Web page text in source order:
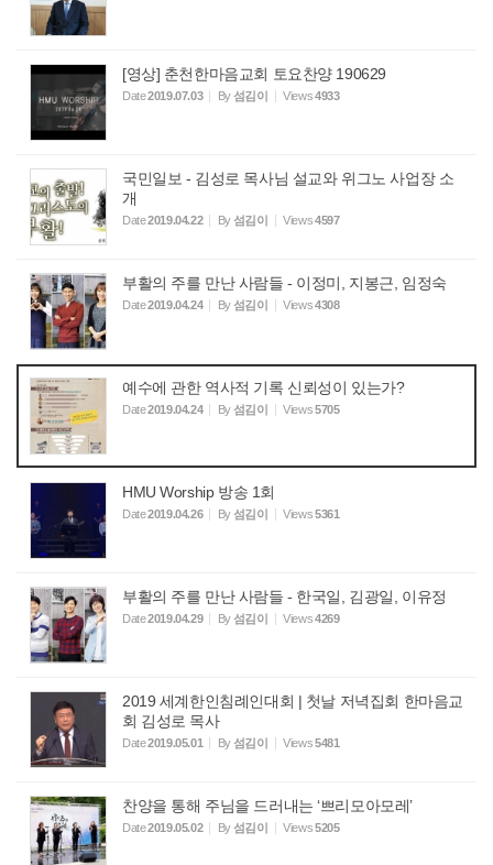
[영상] 춘천한마음교회 토요찬양 190629
Date2019.07.03 By섬김이 Views4933
국민일보 - 김성로 목사님 설교와 위그노 사업장 소
개
Date2019.04.22 By섬김이 Views4597
부활의 주를 만난 사람들 - 이정미, 지봉근, 임정숙
Date2019.04.24 By섬김이 Views4308
예수에 관한 역사적 기록 신뢰성이 있는가?
Date2019.04.24 By섬김이 Views5705
HMU Worship 방송 1회
Date2019.04.26 By섬김이 Views5361
부활의 주를 만난 사람들 - 한국일, 김광일, 이유정
Date2019.04.29 By섬김이 Views4269
2019 세계한인침례인대회 | 첫날 저녁집회 한마음교
회 김성로 목사
Date2019.05.01 By섬김이 Views5481
찬양을 통해 주님을 드러내는 ‘쁘리모아모레’
Date2019.05.02 By섬김이 Views5205